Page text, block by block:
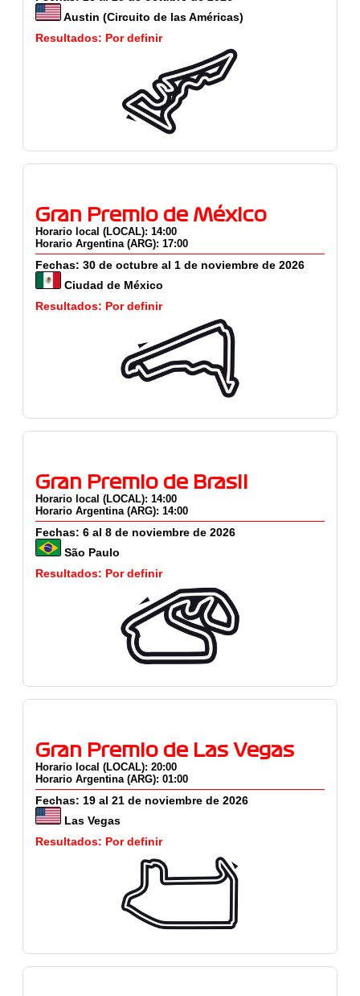
Austin (Circuito de las Américas)
Resultados: Por definir
Gran Premio de México
Horario local (LOCAL): 14:00
Horario Argentina (ARG): 17:00
Fechas: 30 de octubre al 1 de noviembre de 2026
Ciudad de México
Resultados: Por definir
Gran Premio de Brasil
Horario local (LOCAL): 14:00
Horario Argentina (ARG): 14:00
Fechas: 6 al 8 de noviembre de 2026
São Paulo
Resultados: Por definir
Gran Premio de Las Vegas
Horario local (LOCAL): 20:00
Horario Argentina (ARG): 01:00
Fechas: 19 al 21 de noviembre de 2026
Las Vegas
Resultados: Por definir